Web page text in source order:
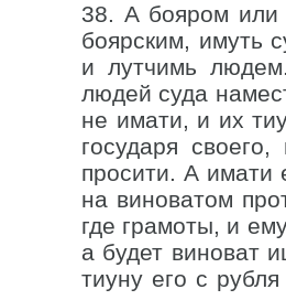
38. А бояром или
боярским, имуть
и лутчимь
людей суда
не имати, и их
государя
просити. А имати
на виноватом
где грамоты, и
а будет виноват
тиуну его с